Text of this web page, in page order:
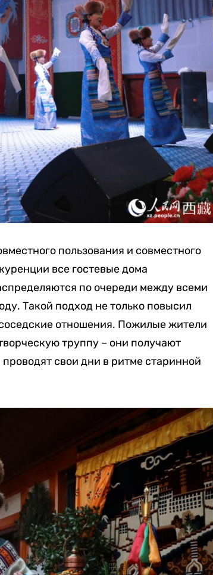
пользования и совместного
все гостевые дома
по очереди между всеми
Такой подход не только повысил
отношения. Пожилые жители
труппу – они получают
свои дни в ритме старинной